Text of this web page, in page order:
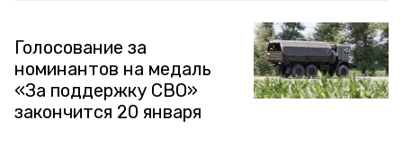
Голосование за
номинантов на медаль
«За поддержку СВО»
закончится 20 января